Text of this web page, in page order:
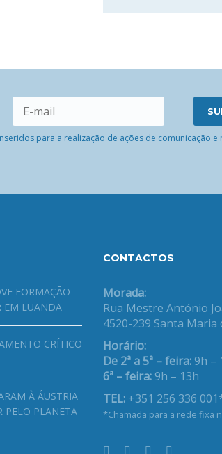
para a realização de ações de comunicação e
FORMAÇÃO
EM LUANDA
CRÍTICO
À ÁUSTRIA
PELO PLANETA
CONTACTOS
Morada:
Rua Mestre António
4520-239 Santa Maria
Horário:
De 2ª a 5ª – feira: 9h –
6ª – feira: 9h – 13h
TEL: +351 256 336
*Chamada para a rede fixa